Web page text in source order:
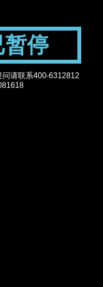
暂停
请联系400-6312812